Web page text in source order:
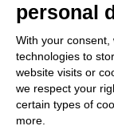
personal
With your
technologies to
website visits or
we respect your
certain types of
more.